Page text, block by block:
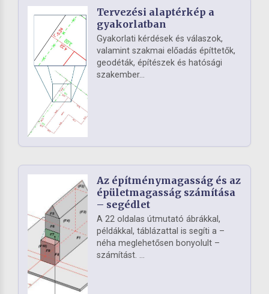
Tervezési alaptérkép a
gyakorlatban
Gyakorlati kérdések és válaszok,
valamint szakmai előadás építtetők,
geodéták, építészek és hatósági
szakember...
Az építménymagasság és az
épületmagasság számítása
– segédlet
A 22 oldalas útmutató ábrákkal,
példákkal, táblázattal is segíti a –
néha meglehetősen bonyolult –
számítást. ...